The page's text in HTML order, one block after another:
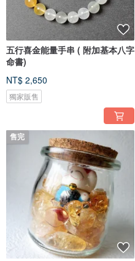
五行喜金能量手串 ( 附加基本八字
命書)
NT$ 2,650
獨家販售
售完